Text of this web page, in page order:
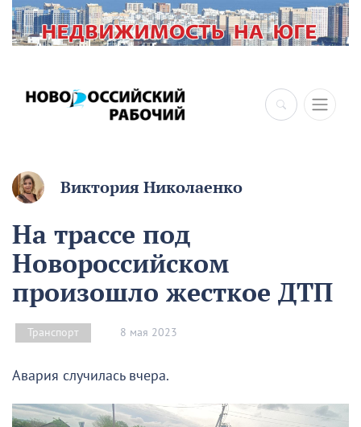
Виктория Николаенко
На трассе под
Новороссийском
произошло жесткое ДТП
Транспорт 8 мая 2023
Авария случилась вчера.